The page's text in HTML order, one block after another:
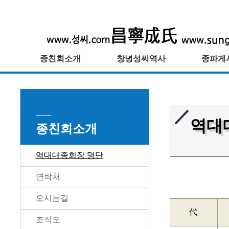
종친회소개 창녕성씨역사 종파게
종친회소개
역대대종회장 명단
연락처
오시는길
조직도
역대
代